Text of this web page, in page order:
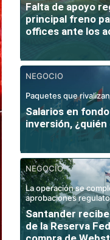
Falta de apoyo
principal freno
offices ante los
NEGOCIO
Paquetes que
Salarios en
inversión, ¿quién
NEGOCIO
La operación se
aprobaciones
Santander
de la Reserva